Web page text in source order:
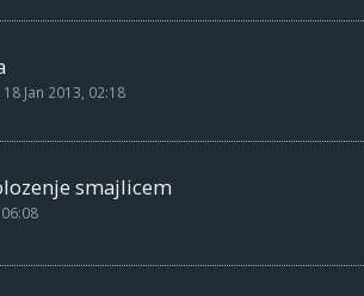
18 Jan 2013, 02:18
smajlicem